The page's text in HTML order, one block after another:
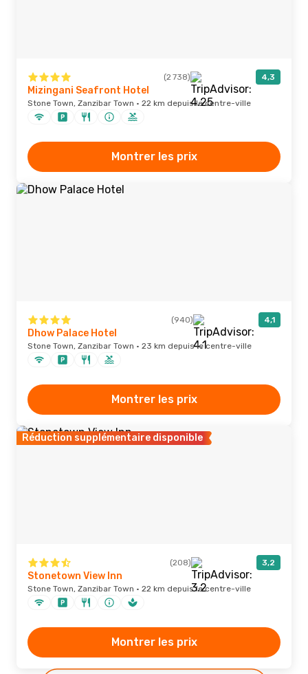
(2 738) 4,3
Mizingani Seafront Hotel
Stone Town, Zanzibar Town · 22 km depuis le centre-ville
Montrer les prix
(940) 4,1
Dhow Palace Hotel
Stone Town, Zanzibar Town · 23 km depuis le centre-ville
Montrer les prix
Réduction supplémentaire disponible
(208) 3,2
Stonetown View Inn
Stone Town, Zanzibar Town · 22 km depuis le centre-ville
Montrer les prix